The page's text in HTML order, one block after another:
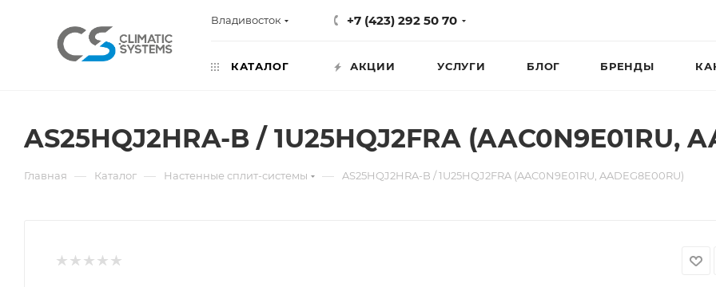
Владивосток +7 (423) 292 50 70
КАТАЛОГ АКЦИИ УСЛУГИ БЛОГ БРЕНДЫ
AS25HQJ2HRA-B / 1U25HQJ2FRA (AAC0N9E01RU,
Главная — Каталог — Настенные сплит-системы — AS25HQJ2HRA-B / 1U25HQJ2FRA (AAC0N9E01RU, AADEG8E00RU)